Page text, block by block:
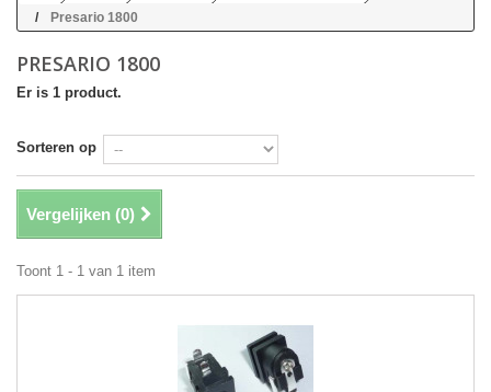
Presario 1800
PRESARIO 1800
Er is 1 product.
Sorteren op
Vergelijken (0)
Toont 1 - 1 van 1 item